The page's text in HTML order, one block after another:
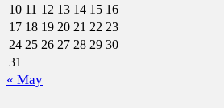
10 11 12 13 14 15 16
17 18 19 20 21 22 23
24 25 26 27 28 29 30
31
« May